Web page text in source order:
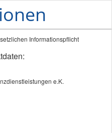
Informationspflicht
e.K.